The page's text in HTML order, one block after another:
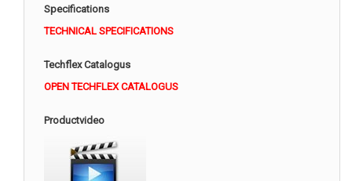
Specifications
TECHNICAL SPECIFICATIONS
Techflex Catalogus
OPEN TECHFLEX CATALOGUS
Productvideo